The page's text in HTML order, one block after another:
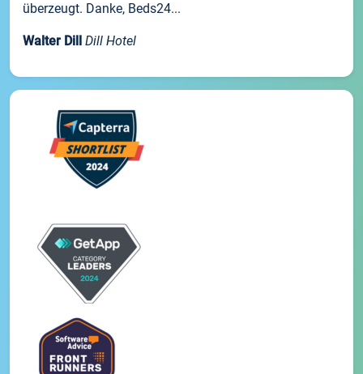
überzeugt. Danke, Beds24...
Walter Dill Dill Hotel